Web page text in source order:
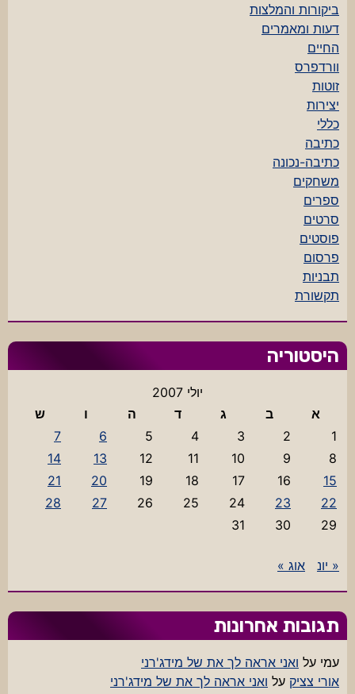
ביקורות והמלצות
דעות ומאמרים
החיים
וורדפרס
זוטות
יצירות
כללי
כתיבה
כתיבה-נכונה
משחקים
ספרים
סרטים
פוסטים
פרסום
תבניות
תקשורת
היסטוריה
יולי 2007
א
ב ג ד ה ו
ש
1
2
3
4
5
6
7
8
9
10
11
12
13
14
15
16
17
18
19
20
21
22
23
24
25
26
27
28
29
30
31
« יונ אוג »
תגובות אחרונות
עמי על ואני אראה לך את של מידג'רני
אורי צציק על ואני אראה לך את של מידג'רני